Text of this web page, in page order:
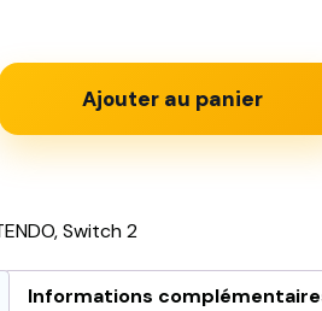
Ajouter au panier
,Switch 2
Informations